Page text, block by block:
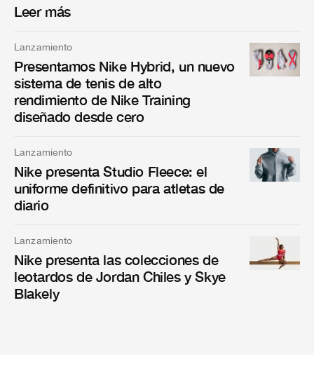
Leer más
Lanzamiento
Presentamos Nike Hybrid, un nuevo
sistema de tenis de alto
rendimiento de Nike Training
diseñado desde cero
Lanzamiento
Nike presenta Studio Fleece: el
uniforme definitivo para atletas de
diario
Lanzamiento
Nike presenta las colecciones de
leotardos de Jordan Chiles y Skye
Blakely